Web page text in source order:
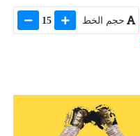
حجم الخط 15